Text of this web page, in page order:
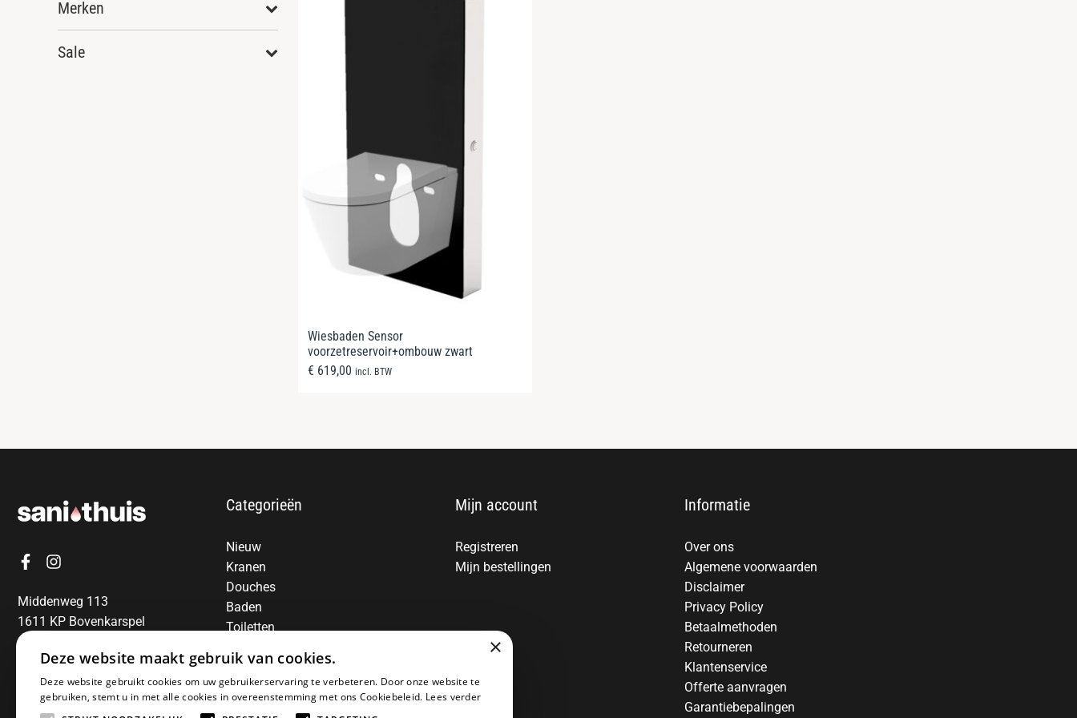
Merken
Sale
Wiesbaden Sensor
voorzetreservoir+ombouw zwart
€ 619,00 incl. BTW
Middenweg 113
1611 KP Bovenkarspel
06-13850797
Categorieën
Nieuw
Kranen
Douches
Baden
Toiletten
Spiegels
Wastafels
Badkamermeubelen
Mijn account
Registreren
Mijn bestellingen
Informatie
Over ons
Algemene voorwaarden
Disclaimer
Privacy Policy
Betaalmethoden
Retourneren
Klantenservice
Offerte aanvragen
Garantiebepalingen
×
Deze website maakt gebruik van cookies.
Deze website gebruikt cookies om uw gebruikerservaring te verbeteren. Door onze website te
gebruiken, stemt u in met alle cookies in overeenstemming met ons Cookiebeleid. Lees verder